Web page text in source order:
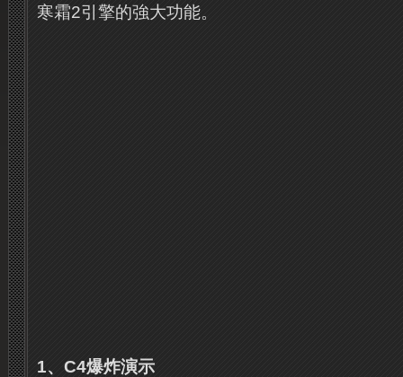
寒霜2引擎的強大功能。
1、C4爆炸演示